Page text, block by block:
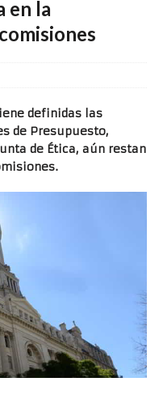
en la
definidas las
de Presupuesto,
de Ética, aún restan